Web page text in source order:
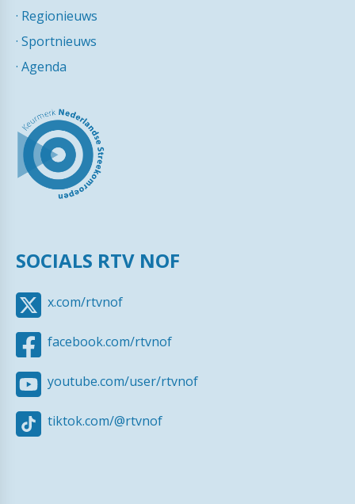
· Regionieuws
· Sportnieuws
· Agenda
SOCIALS RTV NOF
x.com/rtvnof
facebook.com/rtvnof
youtube.com/user/rtvnof
tiktok.com/@rtvnof